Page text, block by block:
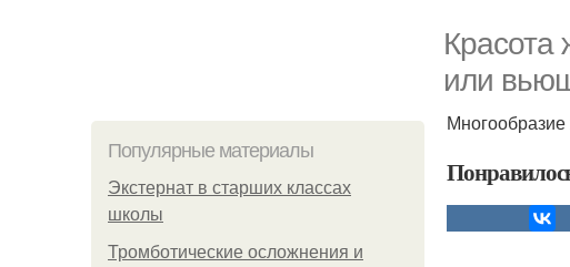
Красота
или
Популярные материалы
Экстернат в старших классах
школы
Тромботические осложнения и